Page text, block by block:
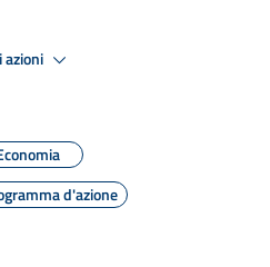
azioni
d'azione